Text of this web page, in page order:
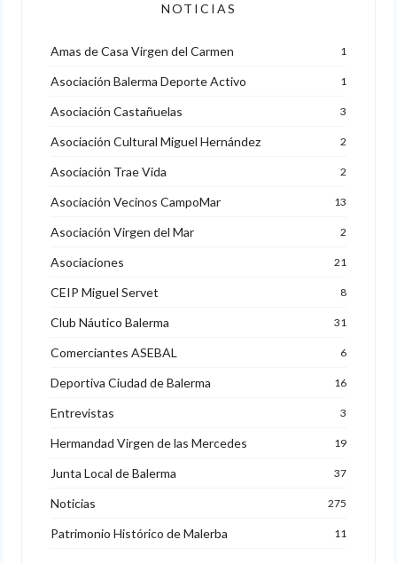
NOTICIAS
Amas de Casa Virgen del Carmen 1
Asociación Balerma Deporte Activo 1
Asociación Castañuelas 3
Asociación Cultural Miguel Hernández 2
Asociación Trae Vida 2
Asociación Vecinos CampoMar 13
Asociación Virgen del Mar 2
Asociaciones 21
CEIP Miguel Servet 8
Club Náutico Balerma 31
Comerciantes ASEBAL 6
Deportiva Ciudad de Balerma 16
Entrevistas 3
Hermandad Virgen de las Mercedes 19
Junta Local de Balerma 37
Noticias 275
Patrimonio Histórico de Malerba 11